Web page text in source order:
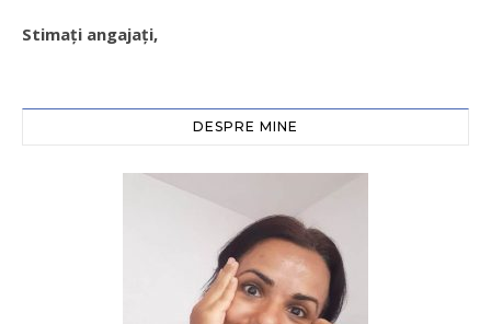
Stimați angajați,
DESPRE MINE